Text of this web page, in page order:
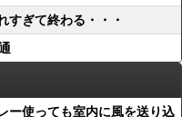
すぎて終わる・・・
ー使っても室内に風を送り込